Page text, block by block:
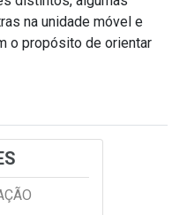
na unidade móvel e
o propósito de orientar